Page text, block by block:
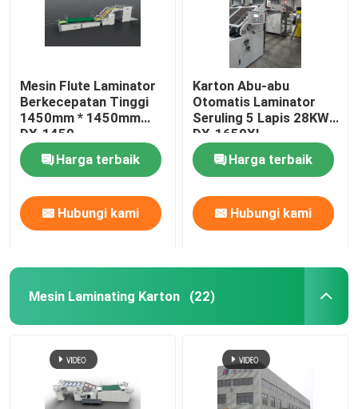
Mesin Flute Laminator
Berkecepatan Tinggi
1450mm * 1450mm
DX-1450
Harga terbaik
Hubungi kami
Karton Abu-abu
Otomatis Laminator
Seruling 5 Lapis 28KW
DX-1650XL
Harga terbaik
Hubungi kami
Mesin Laminating Karton (22)